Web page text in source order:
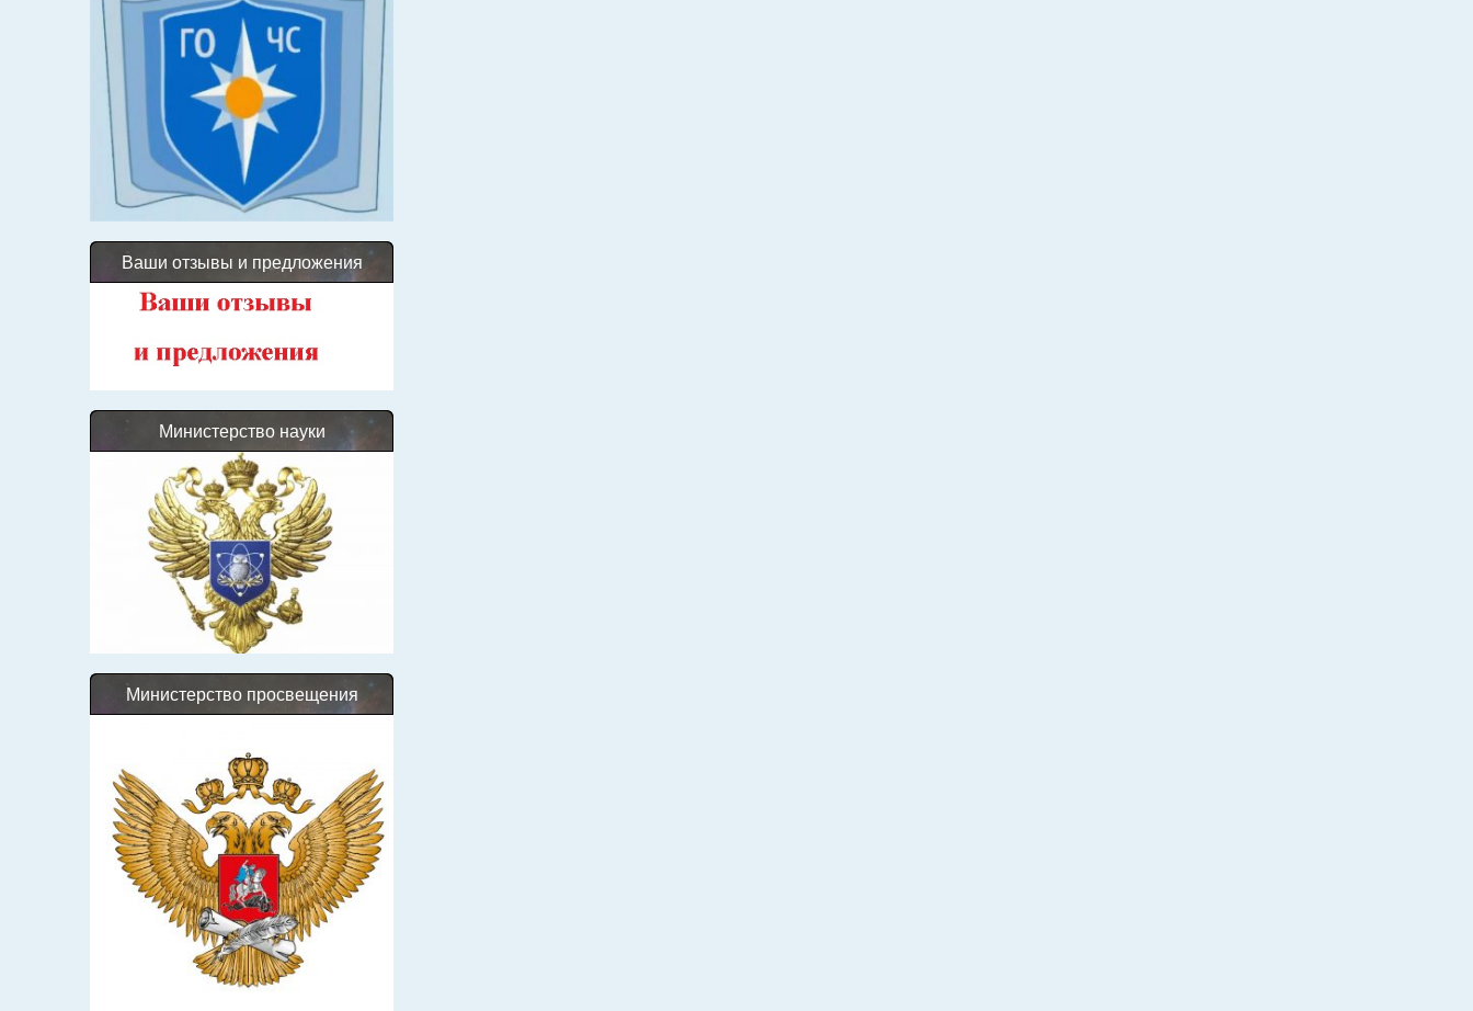
Ваши отзывы и предложения
Министерство науки
Министерство просвещения